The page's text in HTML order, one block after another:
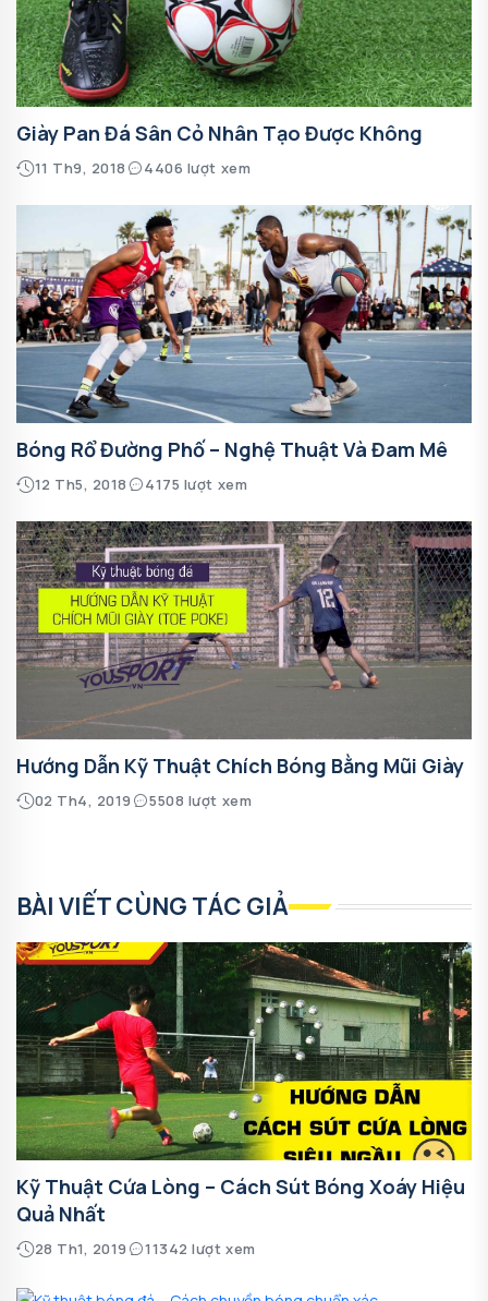
Giày Pan Đá Sân Cỏ Nhân Tạo Được Không
11 Th9, 2018 4406 lượt xem
Bóng Rổ Đường Phố – Nghệ Thuật Và Đam Mê
12 Th5, 2018 4175 lượt xem
Hướng Dẫn Kỹ Thuật Chích Bóng Bằng Mũi Giày
02 Th4, 2019 5508 lượt xem
BÀI VIẾT CÙNG TÁC GIẢ
Kỹ Thuật Cứa Lòng – Cách Sút Bóng Xoáy Hiệu
Quả Nhất
28 Th1, 2019 11342 lượt xem